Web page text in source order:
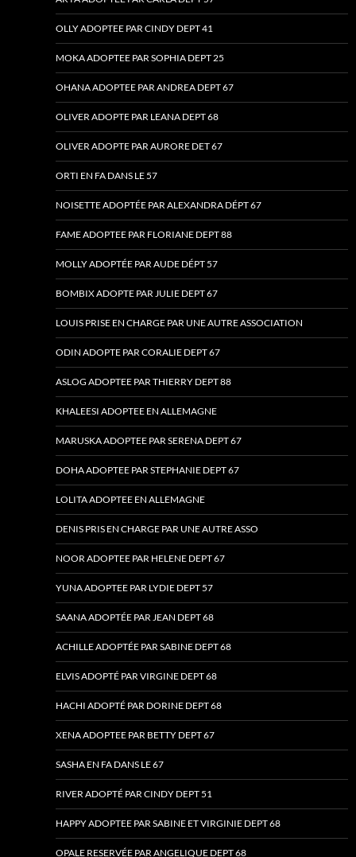
OLLY ADOPTEE PAR CINDY DEPT 41
MOKA ADOPTEE PAR SOPHIA DEPT 25
OHANA ADOPTEE PAR ANDREA DEPT 67
OLIVER ADOPTE PAR LEANA DEPT 68
OLIVER ADOPTE PAR AURORE DET 67
ORTI EN FA DANS LE 57
NOISETTE ADOPTÉE PAR ALEXANDRA DÉPT 67
FAME ADOPTEE PAR FLORIANE DEPT 88
MOLLY ADOPTÉE PAR AUDE DÉPT 57
BOMBIX ADOPTE PAR JULIE DEPT 67
LOUIS PRISE EN CHARGE PAR UNE AUTRE ASSOCIATION
ODIN ADOPTE PAR CORALIE DEPT 67
ASLOG ADOPTEE PAR THIERRY DEPT 88
KHALEESI ADOPTEE EN ALLEMAGNE
MARUSKA ADOPTEE PAR SERENA DEPT 67
DOHA ADOPTEE PAR STEPHANIE DEPT 67
LOLITA ADOPTEE EN ALLEMAGNE
DENIS PRIS EN CHARGE PAR UNE AUTRE ASSO
NOOR ADOPTEE PAR HELENE DEPT 67
YUNA ADOPTEE PAR LYDIE DEPT 57
SAANA ADOPTÉE PAR JEAN DEPT 68
ACHILLE ADOPTÉE PAR SABINE DEPT 68
ELVIS ADOPTÉ PAR VIRGINE DEPT 68
HACHI ADOPTÉ PAR DORINE DEPT 68
XENA ADOPTEE PAR BETTY DEPT 67
SASHA EN FA DANS LE 67
RIVER ADOPTÉ PAR CINDY DEPT 51
HAPPY ADOPTEE PAR SABINE ET VIRGINIE DEPT 68
OPALE RESERVÉE PAR ANGELIQUE DEPT 68